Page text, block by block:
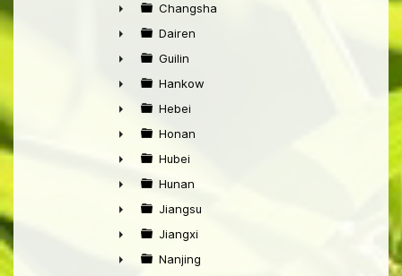
►
►
Changsha
►
Dairen
►
Guilin
►
Hankow
►
Hebei
►
Honan
►
Hubei
►
Hunan
►
Jiangsu
►
Jiangxi
Nanjing